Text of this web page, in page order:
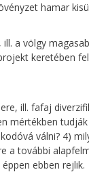
hamar
a völgy
keretében
ill. fafaj
mértékben
válni? 4)
a további
ebben rejlik.